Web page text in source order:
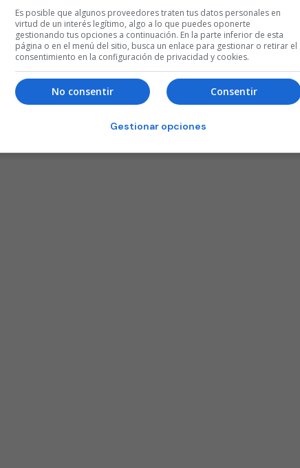
Es posible que algunos proveedores traten tus datos personales en
virtud de un interés legítimo, algo a lo que puedes oponerte
gestionando tus opciones a continuación. En la parte inferior de esta
página o en el menú del sitio, busca un enlace para gestionar o retirar el
consentimiento en la configuración de privacidad y cookies.
Consentir
No consentir
Gestionar opciones